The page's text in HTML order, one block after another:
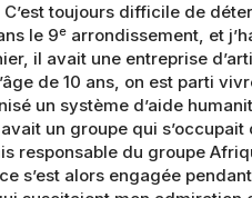
C’est toujours difficile de
le 9e arrondissement, et
il avait une entreprise
de 10 ans, on est parti
un système d’aide
un groupe qui s’occupait
responsable du groupe
s’est alors engagée